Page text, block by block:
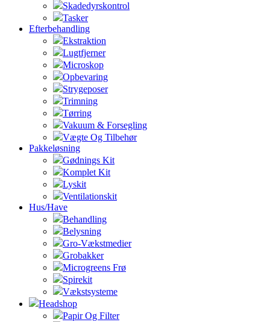
Skadedyrskontrol
Tasker
Efterbehandling
Ekstraktion
Lugtfjerner
Microskop
Opbevaring
Strygeposer
Trimning
Tørring
Vakuum & Forsegling
Vægte Og Tilbehør
Pakkeløsning
Gødnings Kit
Komplet Kit
Lyskit
Ventilationskit
Hus/Have
Behandling
Belysning
Gro-Vækstmedier
Grobakker
Microgreens Frø
Spirekit
Vækstsysteme
Headshop
Papir Og Filter